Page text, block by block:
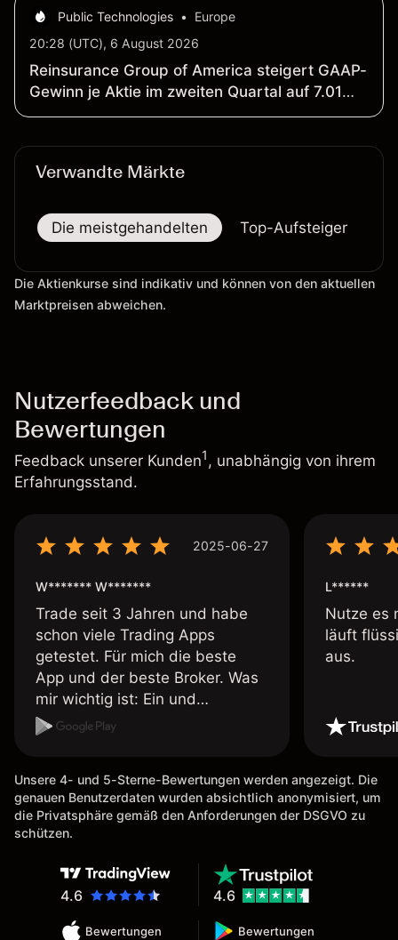
Public Technologies •
Europe
20:28 (UTC), 6 August 2026
Reinsurance Group of America steigert GAAP-
Gewinn je Aktie im zweiten Quartal auf 7.01
US-Dollar; Nettoprämien steigen 7.7 Prozent
Verwandte Märkte
Die meistgehandelten Top-Aufsteiger
Die Aktienkurse sind indikativ und können von den aktuellen
Marktpreisen abweichen.
Nutzerfeedback und
Bewertungen
Feedback unserer Kunden1, unabhängig von ihrem
Erfahrungsstand.
2025-06-27
W******* W*******
Trade seit 3 Jahren und habe
schon viele Trading Apps
getestet. Für mich die beste
App und der beste Broker. Was
mir wichtig ist: Ein und
Auszahlungen per Kreditkarte
möglich. Berichte, Auszüge OK.
Eine Diagrammfunktion wie es
bei Naga ist wäre
L******
Nutze es
läuft
aus.
Unsere 4- und 5-Sterne-Bewertungen werden angezeigt. Die
genauen Benutzerdaten wurden absichtlich anonymisiert, um
die Privatsphäre gemäß den Anforderungen der DSGVO zu
schützen.
4.6
Bewertungen Bewertungen
4.6